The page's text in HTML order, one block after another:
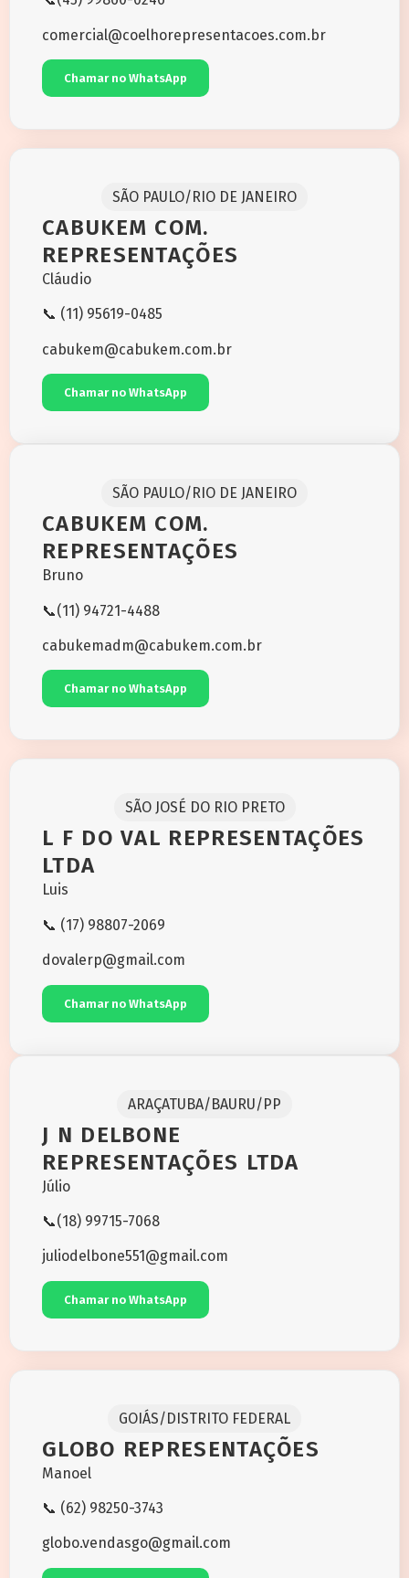
comercial@coelhorepresentacoes.com.br
Chamar no WhatsApp
SÃO PAULO/RIO DE JANEIRO
CABUKEM COM.
REPRESENTAÇÕES
Cláudio
📞 (11) 95619-0485
cabukem@cabukem.com.br
Chamar no WhatsApp
SÃO PAULO/RIO DE JANEIRO
CABUKEM COM.
REPRESENTAÇÕES
Bruno
📞(11) 94721-4488
cabukemadm@cabukem.com.br
Chamar no WhatsApp
SÃO JOSÉ DO RIO PRETO
L F DO VAL REPRESENTAÇÕES
LTDA
Luis
📞 (17) 98807-2069
dovalerp@gmail.com
Chamar no WhatsApp
ARAÇATUBA/BAURU/PP
J N DELBONE
REPRESENTAÇÕES LTDA
Júlio
📞(18) 99715-7068
juliodelbone551@gmail.com
Chamar no WhatsApp
GOIÁS/DISTRITO FEDERAL
GLOBO REPRESENTAÇÕES
Manoel
📞 (62) 98250-3743
globo.vendasgo@gmail.com